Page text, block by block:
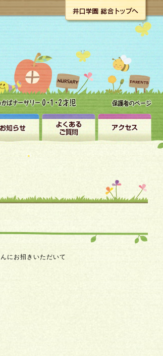
にお招きいただいて